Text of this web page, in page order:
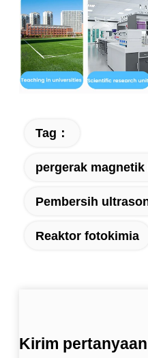
Tag：
pergerak
Pembersih
Reaktor fotokimia
Kirim